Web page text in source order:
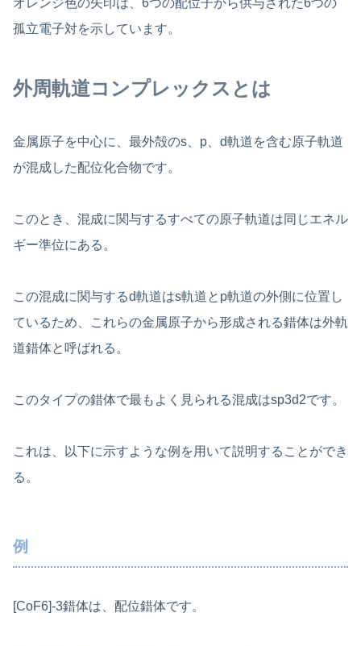
孤立電子対を示しています。
外周軌道コンプレックスとは
金属原子を中心に、最外殻のs、p、d軌道を含む原子軌道
が混成した配位化合物です。
このとき、混成に関与するすべての原子軌道は同じエネル
ギー準位にある。
この混成に関与するd軌道はs軌道とp軌道の外側に位置し
ているため、これらの金属原子から形成される錯体は外軌
道錯体と呼ばれる。
このタイプの錯体で最もよく見られる混成はsp3d2です。
これは、以下に示すような例を用いて説明することができ
る。
例
[CoF6]-3錯体は、配位錯体です。